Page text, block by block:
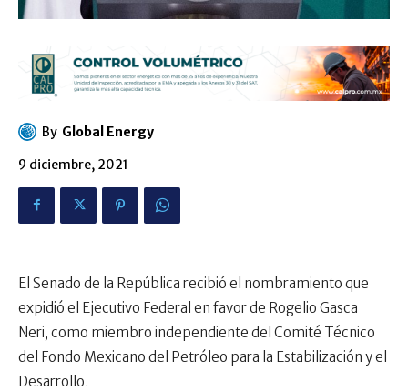
By Global Energy
9 diciembre, 2021
El Senado de la República recibió el nombramiento que
expidió el Ejecutivo Federal en favor de Rogelio Gasca
Neri, como miembro independiente del Comité Técnico
del Fondo Mexicano del Petróleo para la Estabilización y el
Desarrollo.